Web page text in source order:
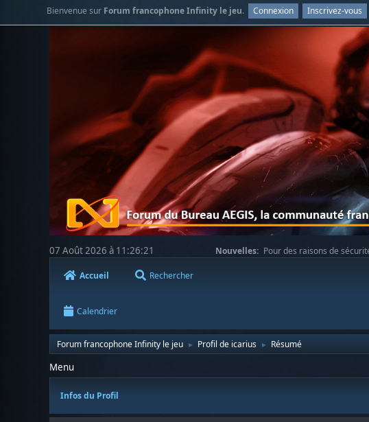
Bienvenue sur Forum francophone Infinity le jeu. Connexion Inscrivez-vous
07 Août 2026 à 11:26:21 Nouvelles: Pour des raisons de
Accueil
Rechercher
Calendrier
Forum francophone Infinity le jeu ► Profil de icarius ► Résumé
Menu
Infos du Profil